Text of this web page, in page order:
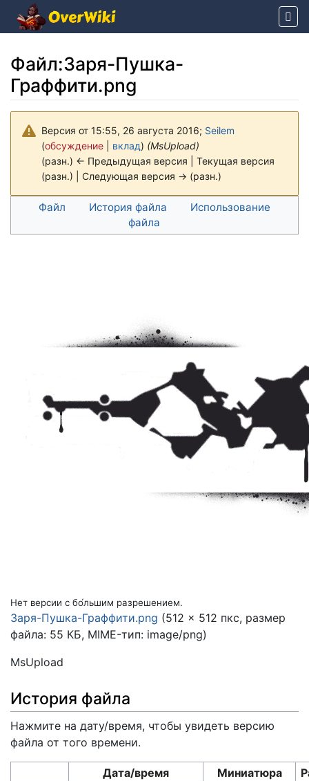
Файл:Заря-Пушка-
Граффити.png
Версия от 15:55, 26 августа 2016; Seilem
(обсуждение вклад) (MsUpload)
(разн.) ← Предыдущая версия | Текущая версия
(разн.) | Следующая версия → (разн.)
Перейти к: навигация, поиск
Файл История файла
Использование
файла
Нет версии с бо́льшим разрешением.
Заря-Пушка-Граффити.png (512 × 512 пкс, размер
файла: 55 КБ, MIME-тип: image/png)
MsUpload
История файла
Нажмите на дату/время, чтобы увидеть версию
файла от того времени.
Дата/время Миниатюра